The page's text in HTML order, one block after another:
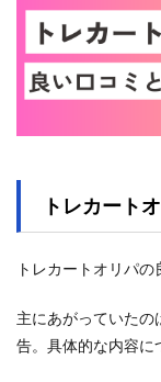
トレカート
トレカートオリパ
主にあがっていたの
告。具体的な内容に